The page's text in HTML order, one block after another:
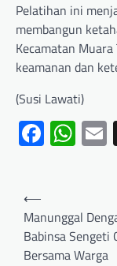
Pelatihan ini
membangun
Kecamatan
keamanan dan
(Susi Lawati)
⟵
Manunggal
Babinsa Sengeti
Bersama Warga